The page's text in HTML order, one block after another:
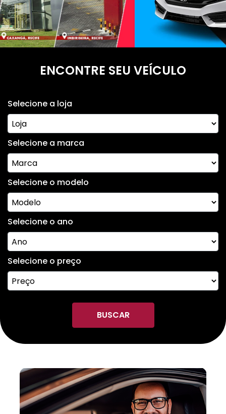
ENCONTRE SEU VEÍCULO
Selecione a loja
Selecione a marca
Selecione o modelo
Selecione o ano
Selecione o preço
BUSCAR